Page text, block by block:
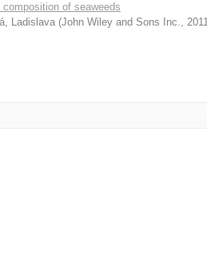
composition of seaweeds
Ladislava (John Wiley and Sons Inc.,